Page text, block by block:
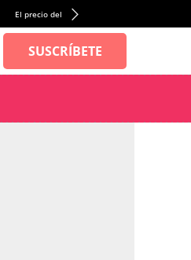
El precio del alquiler de vivienda baja por